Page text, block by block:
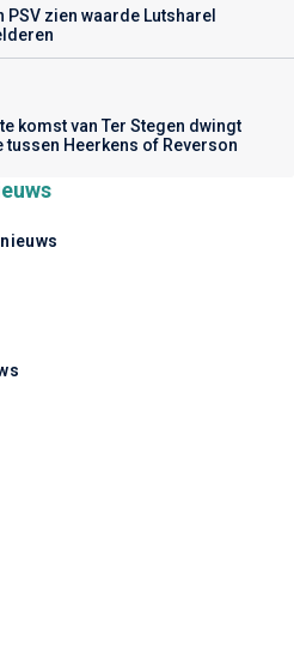
PSV zien waarde Lutsharel
komst van Ter Stegen dwingt
tussen Heerkens of Reverson